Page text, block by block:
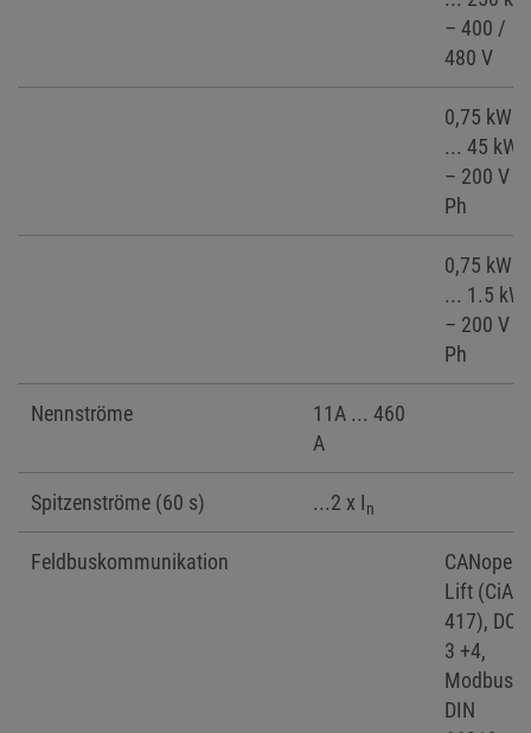
– 400 /
480 V
0,75 kW
... 45 kW
– 200 V 3
Ph
0,75 kW
... 1.5 kW
– 200 V 1
Ph
Nennströme
11A ... 460
A
Spitzenströme (60 s) ...2 x In
Feldbuskommunikation
CANopen
Lift (CiA
417), DCP
3 +4,
Modbus,
DIN